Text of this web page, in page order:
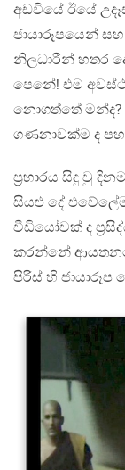
අඩවියේ ඊයේ
ජායාරූපයෙන්
නිලධාරීන් හතර
පෙනේ! එම
නොගත්තේ මන්ද?
ගණනාවක්ම ද
ප්‍රහාරය සිදු වු
සියළු දේ
වීඩියෝවක් ද
කරන්නේ
පිරිස් හි